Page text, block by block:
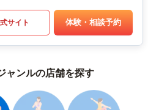
サイト 体験・相談予約
ャンルの店舗を探す